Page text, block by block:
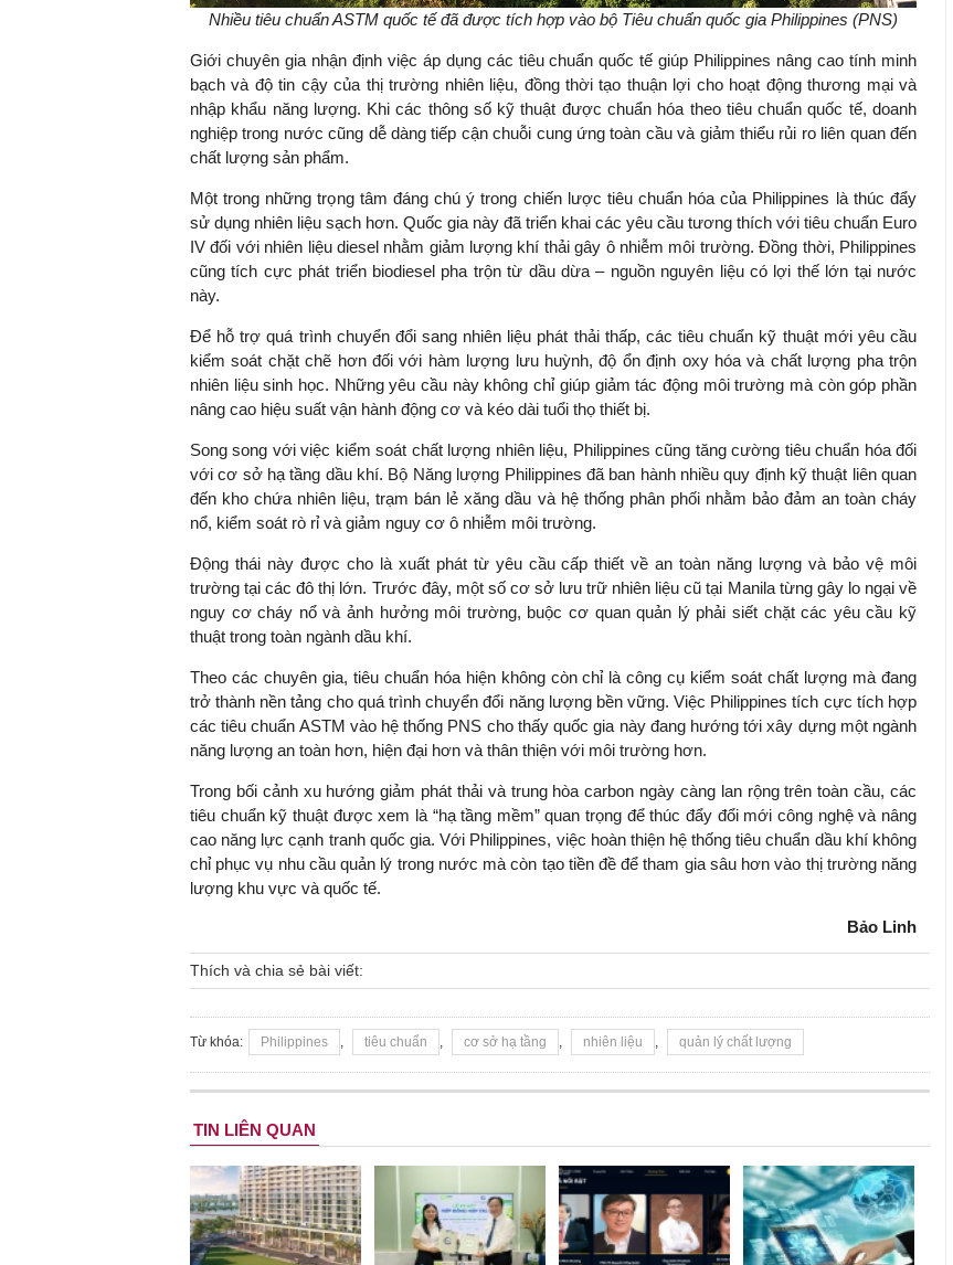
Nhiều tiêu chuẩn ASTM quốc tế đã được tích hợp vào bộ Tiêu chuẩn quốc gia Philippines (PNS)
Giới chuyên gia nhận định việc áp dụng các tiêu chuẩn quốc tế giúp Philippines nâng cao tính minh
bạch và độ tin cậy của thị trường nhiên liệu, đồng thời tạo thuận lợi cho hoạt động thương mại và
nhập khẩu năng lượng. Khi các thông số kỹ thuật được chuẩn hóa theo tiêu chuẩn quốc tế, doanh
nghiệp trong nước cũng dễ dàng tiếp cận chuỗi cung ứng toàn cầu và giảm thiểu rủi ro liên quan đến
chất lượng sản phẩm.
Một trong những trọng tâm đáng chú ý trong chiến lược tiêu chuẩn hóa của Philippines là thúc đẩy
sử dụng nhiên liệu sạch hơn. Quốc gia này đã triển khai các yêu cầu tương thích với tiêu chuẩn Euro
IV đối với nhiên liệu diesel nhằm giảm lượng khí thải gây ô nhiễm môi trường. Đồng thời, Philippines
cũng tích cực phát triển biodiesel pha trộn từ dầu dừa – nguồn nguyên liệu có lợi thế lớn tại nước
này.
Để hỗ trợ quá trình chuyển đổi sang nhiên liệu phát thải thấp, các tiêu chuẩn kỹ thuật mới yêu cầu
kiểm soát chặt chẽ hơn đối với hàm lượng lưu huỳnh, độ ổn định oxy hóa và chất lượng pha trộn
nhiên liệu sinh học. Những yêu cầu này không chỉ giúp giảm tác động môi trường mà còn góp phần
nâng cao hiệu suất vận hành động cơ và kéo dài tuổi thọ thiết bị.
Song song với việc kiểm soát chất lượng nhiên liệu, Philippines cũng tăng cường tiêu chuẩn hóa đối
với cơ sở hạ tầng dầu khí. Bộ Năng lượng Philippines đã ban hành nhiều quy định kỹ thuật liên quan
đến kho chứa nhiên liệu, trạm bán lẻ xăng dầu và hệ thống phân phối nhằm bảo đảm an toàn cháy
nổ, kiểm soát rò rỉ và giảm nguy cơ ô nhiễm môi trường.
Động thái này được cho là xuất phát từ yêu cầu cấp thiết về an toàn năng lượng và bảo vệ môi
trường tại các đô thị lớn. Trước đây, một số cơ sở lưu trữ nhiên liệu cũ tại Manila từng gây lo ngại về
nguy cơ cháy nổ và ảnh hưởng môi trường, buộc cơ quan quản lý phải siết chặt các yêu cầu kỹ
thuật trong toàn ngành dầu khí.
Theo các chuyên gia, tiêu chuẩn hóa hiện không còn chỉ là công cụ kiểm soát chất lượng mà đang
trở thành nền tảng cho quá trình chuyển đổi năng lượng bền vững. Việc Philippines tích cực tích hợp
các tiêu chuẩn ASTM vào hệ thống PNS cho thấy quốc gia này đang hướng tới xây dựng một ngành
năng lượng an toàn hơn, hiện đại hơn và thân thiện với môi trường hơn.
Trong bối cảnh xu hướng giảm phát thải và trung hòa carbon ngày càng lan rộng trên toàn cầu, các
tiêu chuẩn kỹ thuật được xem là “hạ tầng mềm” quan trọng để thúc đẩy đổi mới công nghệ và nâng
cao năng lực cạnh tranh quốc gia. Với Philippines, việc hoàn thiện hệ thống tiêu chuẩn dầu khí không
chỉ phục vụ nhu cầu quản lý trong nước mà còn tạo tiền đề để tham gia sâu hơn vào thị trường năng
lượng khu vực và quốc tế.
Bảo Linh
Thích và chia sẻ bài viết:
Từ khóa: Philippines , tiêu chuẩn , cơ sở hạ tầng , nhiên liệu , quản lý chất lượng
TIN LIÊN QUAN
TS. Nguyễn Đức Độ - Phó Viện trưởng
Viện Kinh tế Tài chính
ngay từ bây giờ và trên thực tế
đang được tiến hành như tăng
đầu tư cho khoa học công
nghệ; ban hành các cơ chế
sách tài khóa không chỉ mang ý
nghĩa hỗ trợ ngắn hạn mà còn
đóng vai trò tạo nền tảng cho
tăng trưởng bền vững dài hạn.